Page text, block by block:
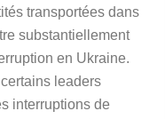
transportées dans
substantiellement
en Ukraine.
leaders
interruptions de